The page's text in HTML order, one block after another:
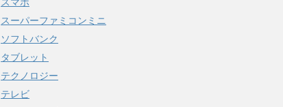
スーパーファミコンミニ
ソフトバンク
タブレット
テクノロジー
テレビ